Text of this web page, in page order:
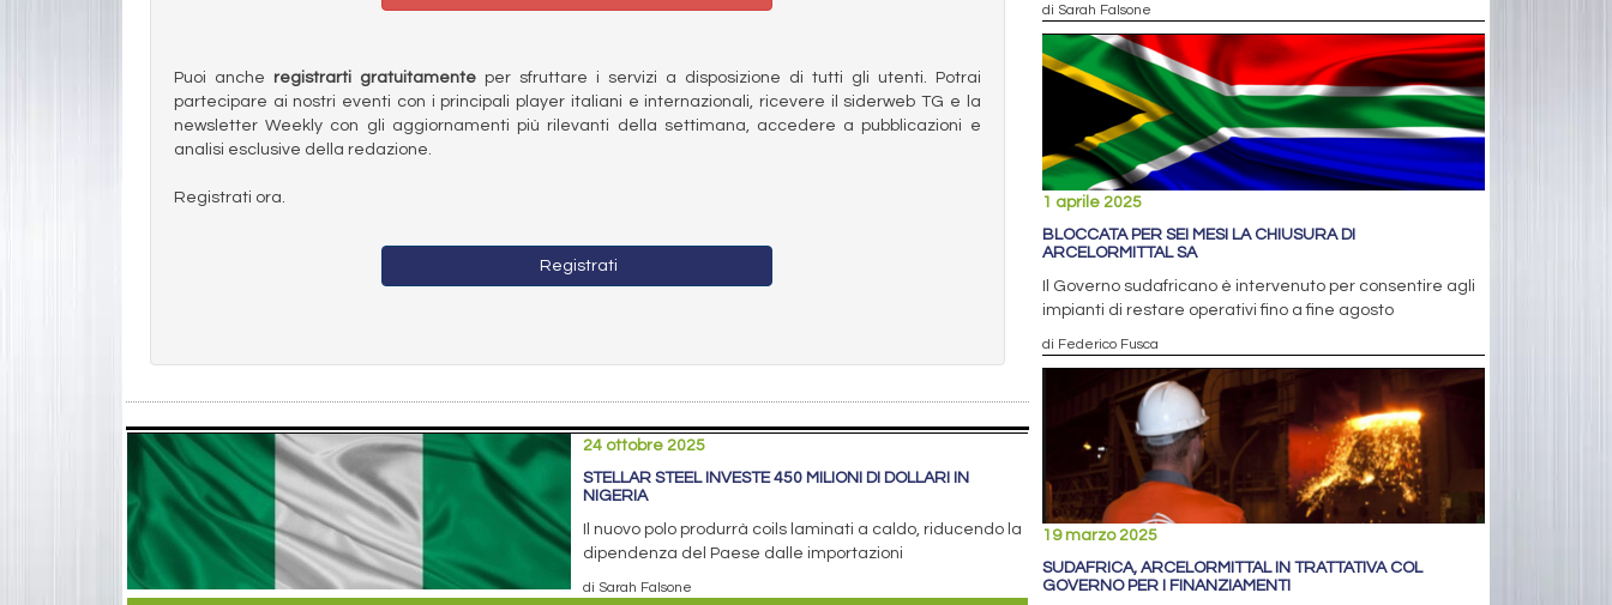
Puoi anche registrarti gratuitamenteper sfruttare i servizi a disposizione di tutti gli utenti. Potrai
partecipare ai nostri eventi con i principali player italiani e internazionali, ricevere il siderweb TG e la
newsletter Weekly con gli aggiornamenti più rilevanti della settimana, accedere a pubblicazioni e
analisi esclusive della redazione.
Registrati ora.
Registrati
24 ottobre 2025
STELLAR STEEL INVESTE 450 MILIONI DI DOLLARI IN
NIGERIA
Il nuovo polo produrrà coils laminati a caldo, riducendo la
dipendenza del Paese dalle importazioni
di Sarah Falsone
di Sarah Falsone
1 aprile 2025
BLOCCATA PER SEI MESI LA CHIUSURA DI
ARCELORMITTAL SA
Il Governo sudafricano è intervenuto per consentire agli
impianti di restare operativi fino a fine agosto
di Federico Fusca
19 marzo 2025
SUDAFRICA, ARCELORMITTAL IN TRATTATIVA COL
GOVERNO PER I FINANZIAMENTI